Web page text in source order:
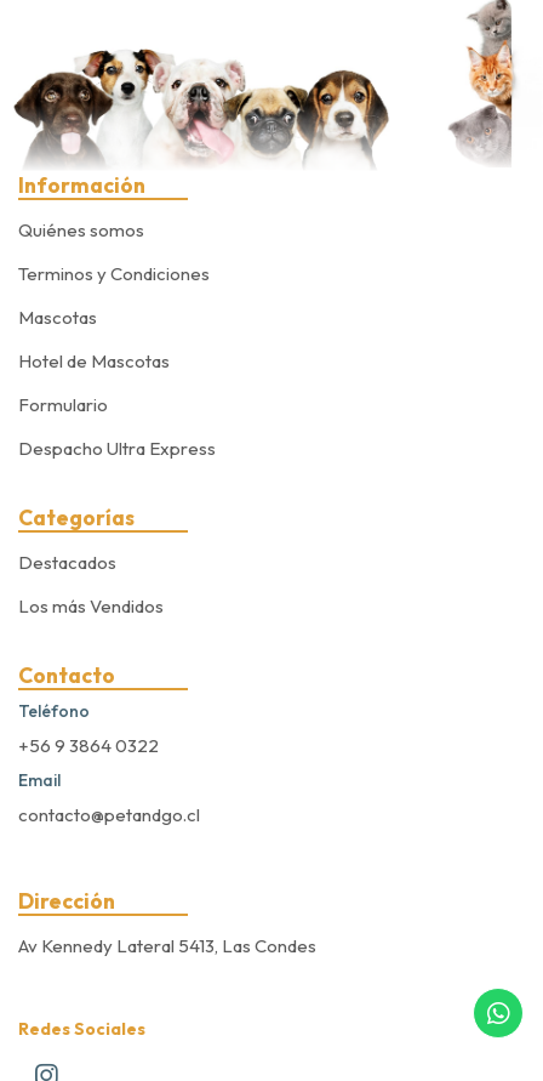
Información
Quiénes somos
Terminos y Condiciones
Mascotas
Hotel de Mascotas
Formulario
Despacho Ultra Express
Categorías
Destacados
Los más Vendidos
Contacto
Teléfono
+56 9 3864 0322
Email
contacto@petandgo.cl
Dirección
Av Kennedy Lateral 5413, Las Condes
Redes Sociales